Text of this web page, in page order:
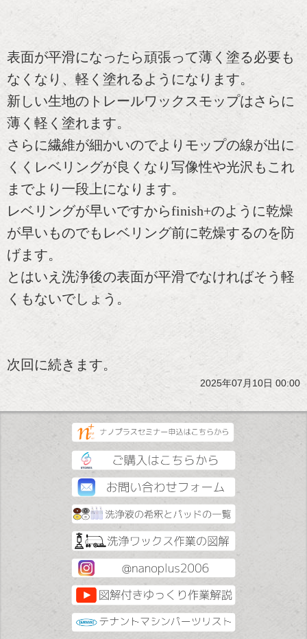
表面が平滑になったら頑張って薄く塗る必要も
なくなり、軽く塗れるようになります。
新しい生地のトレールワックスモップはさらに
薄く軽く塗れます。
さらに繊維が細かいのでよりモップの線が出に
くくレベリングが良くなり写像性や光沢もこれ
までより一段上になります。
レベリングが早いですからfinish+のように乾燥
が早いものでもレベリング前に乾燥するのを防
げます。
とはいえ洗浄後の表面が平滑でなければそう軽
くもないでしょう。
次回に続きます。
2025年07月10日 00:00